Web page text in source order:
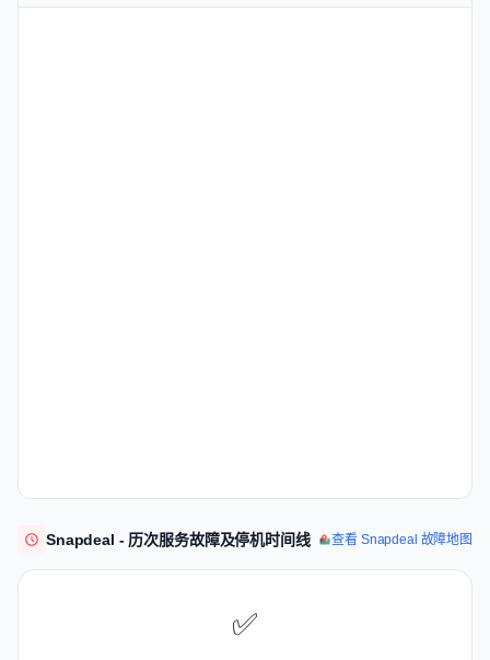
Snapdeal - 历次服务故障及停机时间线 查看 Snapdeal 故障地图
✅